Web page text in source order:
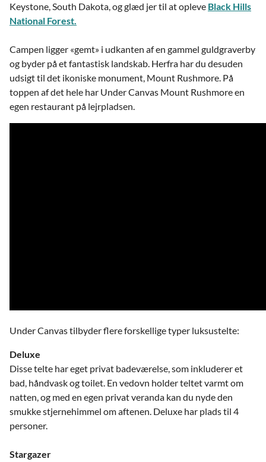
Keystone, South Dakota, og glæd jer til at opleve Black Hills
National Forest.
Campen ligger «gemt» i udkanten af en gammel guldgraverby
og byder på et fantastisk landskab. Herfra har du desuden
udsigt til det ikoniske monument, Mount Rushmore. På
toppen af det hele har Under Canvas Mount Rushmore en
egen restaurant på lejrpladsen.
Under Canvas tilbyder flere forskellige typer luksustelte:
Deluxe
Disse telte har eget privat badeværelse, som inkluderer et
bad, håndvask og toilet. En vedovn holder teltet varmt om
natten, og med en egen privat veranda kan du nyde den
smukke stjernehimmel om aftenen. Deluxe har plads til 4
personer.
Stargazer